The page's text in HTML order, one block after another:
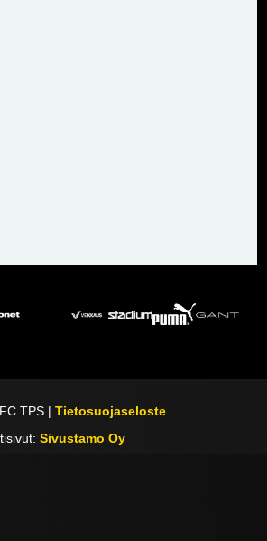
TPS |Tietosuojaseloste
Sivustamo Oy